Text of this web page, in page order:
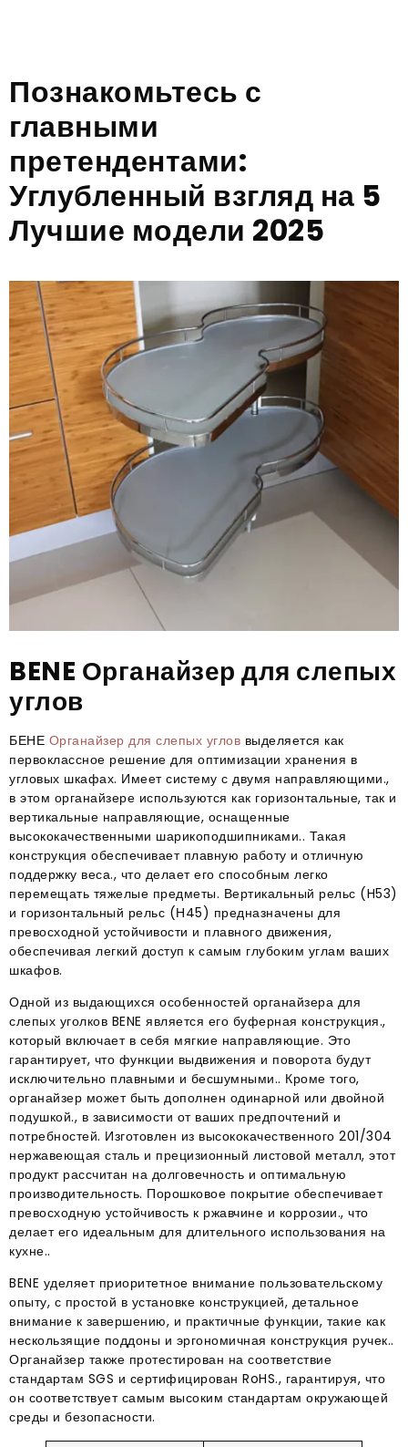
Познакомьтесь с
главными
претендентами:
Углубленный взгляд на 5
Лучшие модели 2025
BENE Органайзер для слепых
углов
БЕНЕ Органайзер для слепых углов выделяется как
первоклассное решение для оптимизации хранения в
угловых шкафах. Имеет систему с двумя направляющими.,
в этом органайзере используются как горизонтальные, так и
вертикальные направляющие, оснащенные
высококачественными шарикоподшипниками.. Такая
конструкция обеспечивает плавную работу и отличную
поддержку веса., что делает его способным легко
перемещать тяжелые предметы. Вертикальный рельс (H53)
и горизонтальный рельс (Н45) предназначены для
превосходной устойчивости и плавного движения,
обеспечивая легкий доступ к самым глубоким углам ваших
шкафов.
Одной из выдающихся особенностей органайзера для
слепых уголков BENE является его буферная конструкция.,
который включает в себя мягкие направляющие. Это
гарантирует, что функции выдвижения и поворота будут
исключительно плавными и бесшумными.. Кроме того,
органайзер может быть дополнен одинарной или двойной
подушкой., в зависимости от ваших предпочтений и
потребностей. Изготовлен из высококачественного 201/304
нержавеющая сталь и прецизионный листовой металл, этот
продукт рассчитан на долговечность и оптимальную
производительность. Порошковое покрытие обеспечивает
превосходную устойчивость к ржавчине и коррозии., что
делает его идеальным для длительного использования на
кухне..
BENE уделяет приоритетное внимание пользовательскому
опыту, с простой в установке конструкцией, детальное
внимание к завершению, и практичные функции, такие как
нескользящие поддоны и эргономичная конструкция ручек..
Органайзер также протестирован на соответствие
стандартам SGS и сертифицирован RoHS., гарантируя, что
он соответствует самым высоким стандартам окружающей
среды и безопасности.